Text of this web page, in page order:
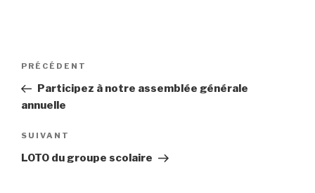
Navigation
l’article
Article
précédent
PRÉCÉDENT
Participez à notre assemblée générale
annuelle
Article
suivant
SUIVANT
LOTO du groupe scolaire